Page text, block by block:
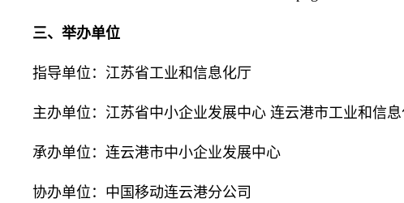
三、举办单位
指导单位：江苏省工业和信息化厅
主办单位：江苏省中小企业发展中心 连云港市工业和信
承办单位：连云港市中小企业发展中心
协办单位：中国移动连云港分公司